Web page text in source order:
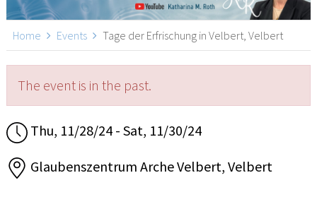
Home Events Tage der Erfrischung in Velbert, Velbert
The event is in the past.
Thu, 11/28/24 - Sat, 11/30/24
Glaubenszentrum Arche Velbert, Velbert